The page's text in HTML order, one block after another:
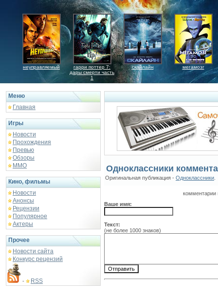
неуправляемый
гарри поттер 7:
дары смерти часть
1
скайлайн мегамозг
Меню
Главная
Игры
Новости
Прохождения
Превью
Обзоры
ММО
Кино, фильмы
Новости
Анонсы
Рецензии
Популярное
Актеры
Прочее
Новости сайта
Конкурс рецензий
- RSS
Одноклассники
Оригинальная публикация - Одноклассники
комментарии
Ваше имя:
Текст:
(не более 1000 знаков)